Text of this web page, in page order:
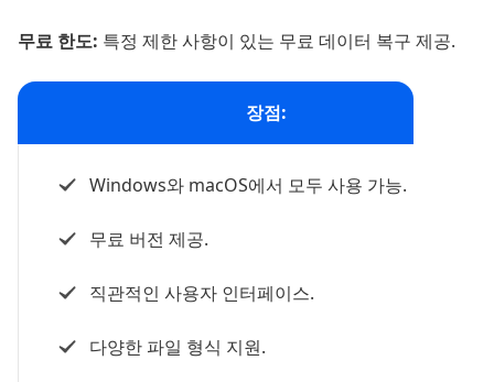
무료 한도: 특정 제한 사항이 있는 무료 데이터 복구 제공.
장점:
Windows와 macOS에서 모두 사용 가능.
무료 버전 제공.
직관적인 사용자 인터페이스.
다양한 파일 형식 지원.